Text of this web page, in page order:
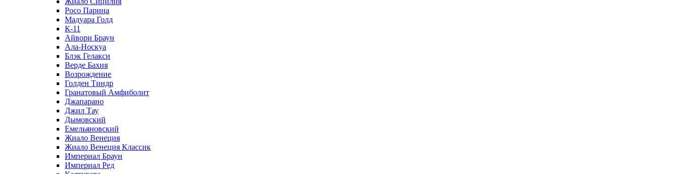
Росо Парина
Мадуара Голд
К-11
Айвори Браун
Ала-Носкуа
Блэк Гелакси
Верде Бахия
Возрождение
Голден Тиндр
Гранатовый Амфиболит
Джапарано
Джил Тау
Дымовский
Емельяновский
Жиало Венеция
Жиало Венеция Классик
Империал Браун
Империал Ред